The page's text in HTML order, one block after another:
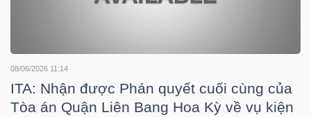
08/06/2026 11:14
ITA: Nhận được Phán quyết cuối cùng của
Tòa án Quận Liên Bang Hoa Kỳ về vụ kiện
KHỎE